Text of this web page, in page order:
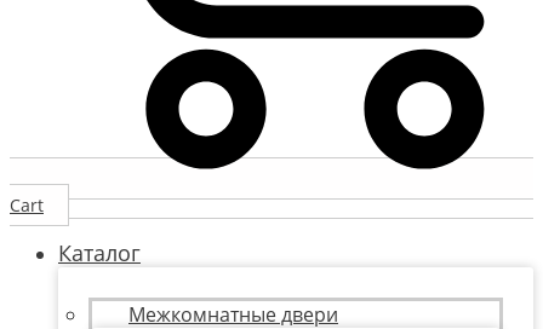
Cart
Каталог
Межкомнатные двери